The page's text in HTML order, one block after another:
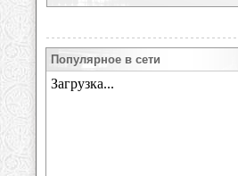
Популярное в сети